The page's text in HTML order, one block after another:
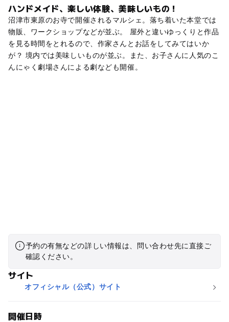
ハンドメイド、楽しい体験、美味しいもの！
沼津市東原のお寺で開催されるマルシェ。落ち着いた本堂では
物販、ワークショップなどが並ぶ。 屋外と違いゆっくりと作品
を見る時間をとれるので、作家さんとお話をしてみてはいか
が？ 境内では美味しいものが並ぶ。また、お子さんに人気のこ
んにゃく劇場さんによる劇なども開催。
予約の有無などの詳しい情報は、問い合わせ先に直接ご
確認ください。
サイト
オフィシャル（公式）サイト
開催日時